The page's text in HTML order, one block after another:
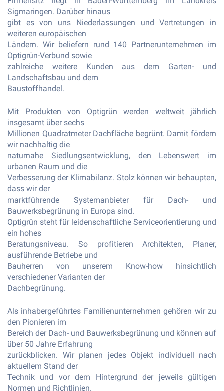
Sigmaringen. Darüber hinaus
gibt es von uns Niederlassungen und Vertretungen in
weiteren europäischen
Ländern. Wir beliefern rund 140 Partnerunternehmen im
Optigrün-Verbund sowie
zahlreiche weitere Kunden aus dem Garten- und
Landschaftsbau und dem
Baustoffhandel.
Mit Produkten von Optigrün werden weltweit jährlich
insgesamt über sechs
Millionen Quadratmeter Dachfläche begrünt. Damit fördern
wir nachhaltig die
naturnahe Siedlungsentwicklung, den Lebenswert im
urbanen Raum und die
Verbesserung der Klimabilanz. Stolz können wir behaupten,
dass wir der
marktführende Systemanbieter für Dach- und
Bauwerksbegrünung in Europa sind.
Optigrün steht für leidenschaftliche Serviceorientierung und
ein hohes
Beratungsniveau. So profitieren Architekten, Planer,
ausführende Betriebe und
Bauherren von unserem Know-how hinsichtlich
verschiedener Varianten der
Dachbegrünung.
Als inhabergeführtes Familienunternehmen gehören wir zu
den Pionieren im
Bereich der Dach- und Bauwerksbegrünung und können auf
über 50 Jahre Erfahrung
zurückblicken. Wir planen jedes Objekt individuell nach
aktuellem Stand der
Technik und vor dem Hintergrund der jeweils gültigen
Normen und Richtlinien.